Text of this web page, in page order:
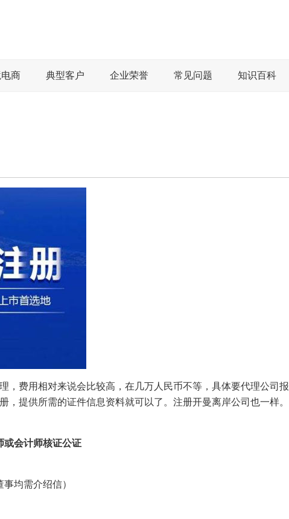
商 典型客户 企业荣誉 常见问题 知识百科
，费用相对来说会比较高，在几万人民币不等，具体要代理公司报
，提供所需的证件信息资料就可以了。注册开曼离岸公司也一样。
会计师核证公证
均需介绍信）